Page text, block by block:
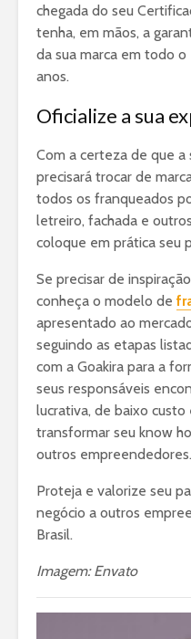
chegada do seu
tenha, em mãos, a
da sua marca em todo
anos.
Oficialize a sua
Com a certeza de que a
precisará trocar de
todos os franqueados
letreiro, fachada e
coloque em prática seu
Se precisar de
conheça o modelo de
apresentado ao
seguindo as etapas
com a Goakira para a
seus responsáveis
lucrativa, de baixo
transformar seu know
outros empreendedores.
Proteja e valorize seu
negócio a outros
Brasil.
Imagem: Envato